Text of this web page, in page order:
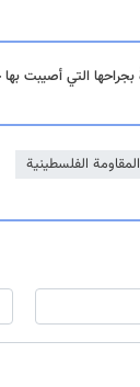
المقاومة الفلسطينية